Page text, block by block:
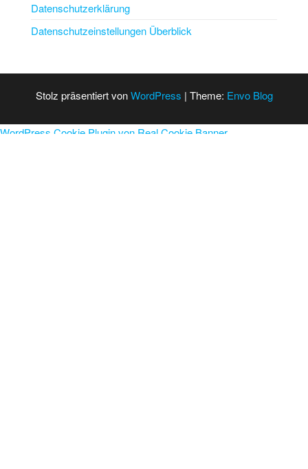
Datenschutzerklärung
Datenschutzeinstellungen Überblick
Stolz präsentiert vonWordPress | Theme: Envo Blog
WordPress Cookie Plugin von Real Cookie Banner